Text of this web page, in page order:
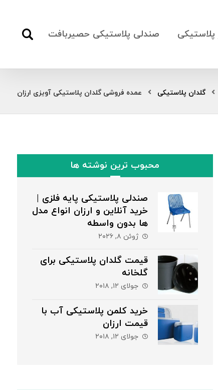
پلاستیکی صندلی پلاستیکی حصیربافت
گلدان پلاستیکی عمده فروشی گلدان پلاستیکی آویزی ارزان
محبوب ترین نوشته ها
صندلی پلاستیکی پایه فلزی |
خرید آنلاین و ارزان انواع مدل
ها بدون واسطه
ژوئن ۸, ۲۰۲۶
قیمت گلدان پلاستیکی برای
گلخانه
جولای ۱۲, ۲۰۱۸
خرید کلمن پلاستیکی آب با
قیمت ارزان
جولای ۱۲, ۲۰۱۸